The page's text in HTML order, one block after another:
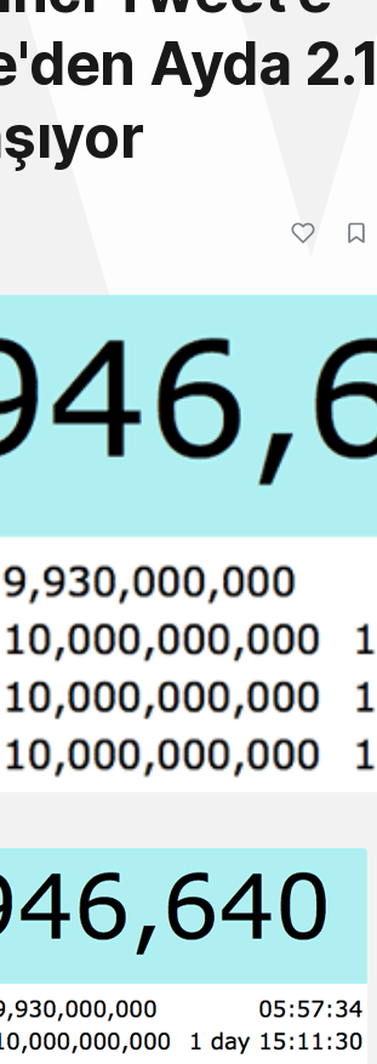
Ayda 2.1